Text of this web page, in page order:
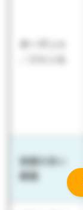
ターゲット
／ジャンル
実績の多い
業種